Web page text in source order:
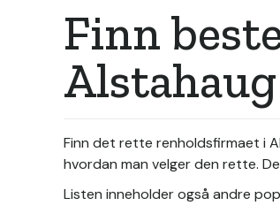
Finn
Alstahaug
Finn det rette renholdsfirmaet i
hvordan man velger den rette.
Listen inneholder også andre